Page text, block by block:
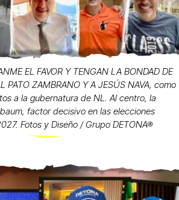
EL FAVOR Y TENGAN LA BONDAD DE
PATO ZAMBRANO Y A JESÚS NAVA, como
a la gubernatura de NL. Al centro, la
factor decisivo en las elecciones
Fotos y Diseño / Grupo DETONA®